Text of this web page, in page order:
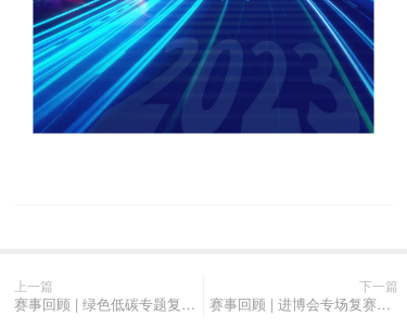
上一篇
赛事回顾 | 绿色低碳专题复赛顺利举办，聚智赋能服务国家“双碳”战略使命
下一篇
赛事回顾 | 进博会专场复赛成功举办，优秀项目路演将亮相进博会